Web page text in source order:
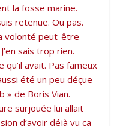
la fosse marine.
retenue. Ou pas.
volonté peut-être
sais trop rien.
qu’il avait. Pas fameux
été un peu déçue
» de Boris Vian.
surjouée lui allait
d’avoir déjà vu ça